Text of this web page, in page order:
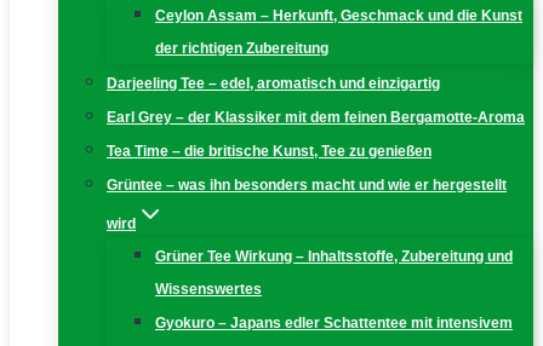
Ceylon Assam – Herkunft, Geschmack und die Kunst
der richtigen Zubereitung
Darjeeling Tee – edel, aromatisch und einzigartig
Earl Grey – der Klassiker mit dem feinen Bergamotte-Aroma
Tea Time – die britische Kunst, Tee zu genießen
Grüntee – was ihn besonders macht und wie er hergestellt
wird
Grüner Tee Wirkung – Inhaltsstoffe, Zubereitung und
Wissenswertes
Gyokuro – Japans edler Schattentee mit intensivem